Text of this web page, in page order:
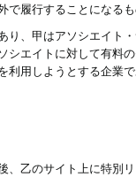
で履行することになる
り、甲はアソシエイト
シエイトに対して有料
利用しようとする企業
、乙のサイト上に特別